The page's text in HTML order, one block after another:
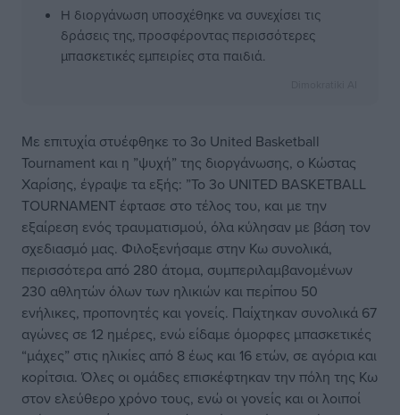
Η διοργάνωση υποσχέθηκε να συνεχίσει τις
δράσεις της, προσφέροντας περισσότερες
μπασκετικές εμπειρίες στα παιδιά.
Με επιτυχία στυέφθηκε το 3ο United Basketball
Tournament και η ”ψυχή” της διοργάνωσης, ο Κώστας
Χαρίσης, έγραψε τα εξής: ”Το 3ο UNITED BASKETBALL
TOURNAMENT έφτασε στο τέλος του, και με την
εξαίρεση ενός τραυματισμού, όλα κύλησαν με βάση τον
σχεδιασμό μας. Φιλοξενήσαμε στην Κω συνολικά,
περισσότερα από 280 άτομα, συμπεριλαμβανομένων
230 αθλητών όλων των ηλικιών και περίπου 50
ενήλικες, προπονητές και γονείς. Παίχτηκαν συνολικά 67
αγώνες σε 12 ημέρες, ενώ είδαμε όμορφες μπασκετικές
“μάχες” στις ηλικίες από 8 έως και 16 ετών, σε αγόρια και
κορίτσια. Όλες οι ομάδες επισκέφτηκαν την πόλη της Κω
στον ελεύθερο χρόνο τους, ενώ οι γονείς και οι λοιποί